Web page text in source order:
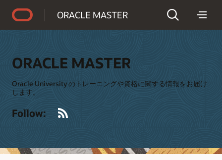
ORACLE MASTER
ORACLE MASTER
Oracle University のトレーニングや資格に関する情報をお届け
します。
Follow: